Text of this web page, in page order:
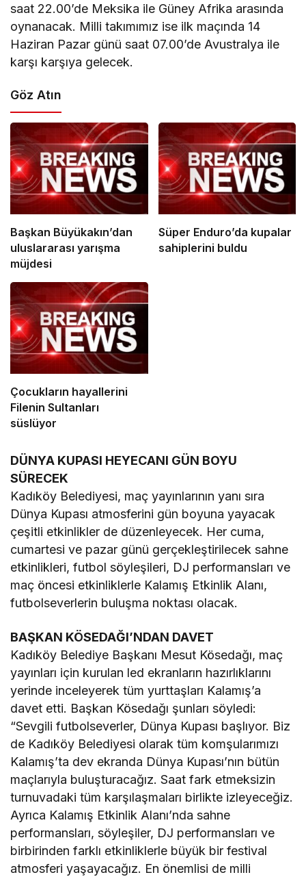
saat 22.00’de Meksika ile Güney Afrika arasında
oynanacak. Milli takımımız ise ilk maçında 14
Haziran Pazar günü saat 07.00’de Avustralya ile
karşı karşıya gelecek.
Göz Atın
Başkan Büyükakın’dan
uluslararası yarışma
müjdesi
Süper Enduro’da kupalar
sahiplerini buldu
Çocukların hayallerini
Filenin Sultanları
süslüyor
DÜNYA KUPASI HEYECANI GÜN BOYU
SÜRECEK
Kadıköy Belediyesi, maç yayınlarının yanı sıra
Dünya Kupası atmosferini gün boyuna yayacak
çeşitli etkinlikler de düzenleyecek. Her cuma,
cumartesi ve pazar günü gerçekleştirilecek sahne
etkinlikleri, futbol söyleşileri, DJ performansları ve
maç öncesi etkinliklerle Kalamış Etkinlik Alanı,
futbolseverlerin buluşma noktası olacak.
BAŞKAN KÖSEDAĞI’NDAN DAVET
Kadıköy Belediye Başkanı Mesut Kösedağı, maç
yayınları için kurulan led ekranların hazırlıklarını
yerinde inceleyerek tüm yurttaşları Kalamış’a
davet etti. Başkan Kösedağı şunları söyledi:
“Sevgili futbolseverler, Dünya Kupası başlıyor. Biz
de Kadıköy Belediyesi olarak tüm komşularımızı
Kalamış’ta dev ekranda Dünya Kupası’nın bütün
maçlarıyla buluşturacağız. Saat fark etmeksizin
turnuvadaki tüm karşılaşmaları birlikte izleyeceğiz.
Ayrıca Kalamış Etkinlik Alanı’nda sahne
performansları, söyleşiler, DJ performansları ve
birbirinden farklı etkinliklerle büyük bir festival
atmosferi yaşayacağız. En önemlisi de milli